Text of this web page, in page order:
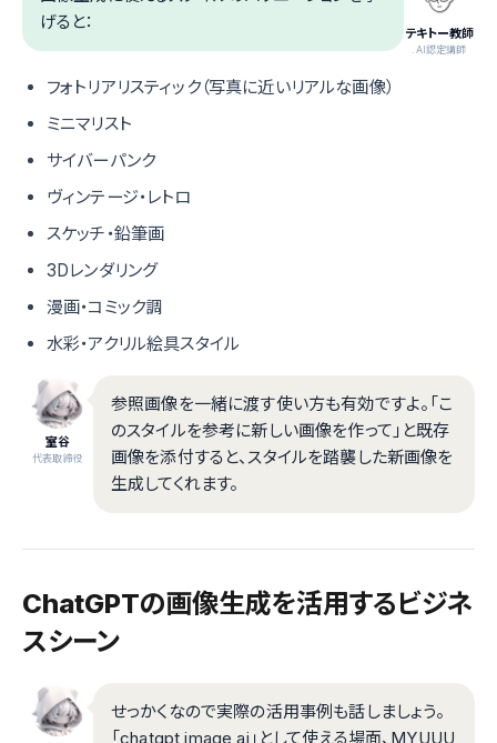
テキトー教師
.AI認定講師
げると：
フォトリアリスティック（写真に近いリアルな画像）
ミニマリスト
サイバーパンク
ヴィンテージ・レトロ
スケッチ・鉛筆画
3Dレンダリング
漫画・コミック調
水彩・アクリル絵具スタイル
室谷
代表取締役
参照画像を一緒に渡す使い方も有効ですよ。「こ
のスタイルを参考に新しい画像を作って」と既存
画像を添付すると、スタイルを踏襲した新画像を
生成してくれます。
ChatGPTの画像生成を活用するビジネ
スシーン
せっかくなので実際の活用事例も話しましょう。
「chatgpt image ai」として使える場面、MYUUU